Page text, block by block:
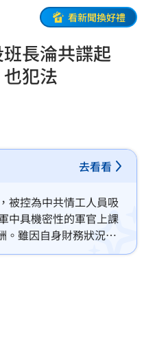
看新聞換好禮
長淪共諜起
犯法
去看看
被控為中共情工人員吸
中具機密性的軍官上課
。雖因自身財務狀況問
療費，但違法洩漏國家